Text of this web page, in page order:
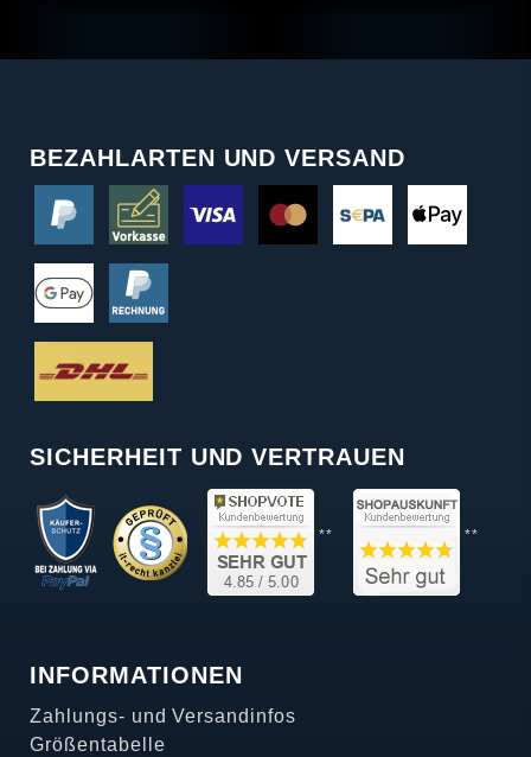
BEZAHLARTEN UND VERSAND
SICHERHEIT UND VERTRAUEN
** **
INFORMATIONEN
Zahlungs- und Versandinfos
Größentabelle